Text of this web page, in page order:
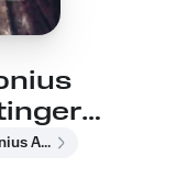
-
Janno Scheller, Antonius Adamske, Göttinger Barockorchester